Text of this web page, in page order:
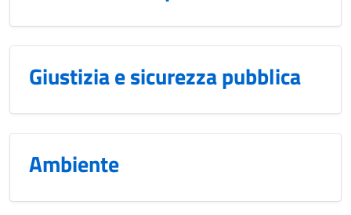
Giustizia e sicurezza pubblica
Ambiente